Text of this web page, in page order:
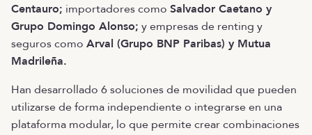
Centauro; importadores como Salvador Caetano y
Grupo Domingo Alonso; y empresas de renting y
seguros como Arval (Grupo BNP Paribas) y Mutua
Madrileña.
Han desarrollado 6 soluciones de movilidad que pueden
utilizarse de forma independiente o integrarse en una
plataforma modular, lo que permite crear combinaciones